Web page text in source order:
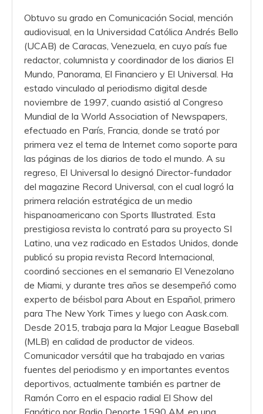
Obtuvo su grado en Comunicación Social, mención
audiovisual, en la Universidad Católica Andrés Bello
(UCAB) de Caracas, Venezuela, en cuyo país fue
redactor, columnista y coordinador de los diarios El
Mundo, Panorama, El Financiero y El Universal. Ha
estado vinculado al periodismo digital desde
noviembre de 1997, cuando asistió al Congreso
Mundial de la World Association of Newspapers,
efectuado en París, Francia, donde se trató por
primera vez el tema de Internet como soporte para
las páginas de los diarios de todo el mundo. A su
regreso, El Universal lo designó Director-fundador
del magazine Record Universal, con el cual logró la
primera relación estratégica de un medio
hispanoamericano con Sports Illustrated. Esta
prestigiosa revista lo contrató para su proyecto SI
Latino, una vez radicado en Estados Unidos, donde
publicó su propia revista Record Internacional,
coordinó secciones en el semanario El Venezolano
de Miami, y durante tres años se desempeñó como
experto de béisbol para About en Español, primero
para The New York Times y luego con Aask.com.
Desde 2015, trabaja para la Major League Baseball
(MLB) en calidad de productor de videos.
Comunicador versátil que ha trabajado en varias
fuentes del periodismo y en importantes eventos
deportivos, actualmente también es partner de
Ramón Corro en el espacio radial El Show del
Fanático por Radio Deporte 1590 AM, en una